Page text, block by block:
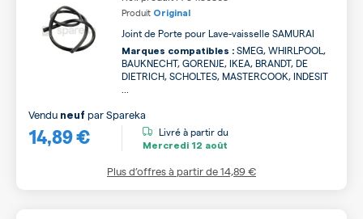
Produit Original
Joint de Porte pour Lave-vaisselle SAMURAI
Marques compatibles : SMEG, WHIRLPOOL,
BAUKNECHT, GORENJE, IKEA, BRANDT, DE
DIETRICH, SCHOLTES, MASTERCOOK, INDESIT
14,89 €
Vendu neuf parSpareka
Livré à partir du
Mercredi 12 août
Plus d’offres à partir de14,89 €